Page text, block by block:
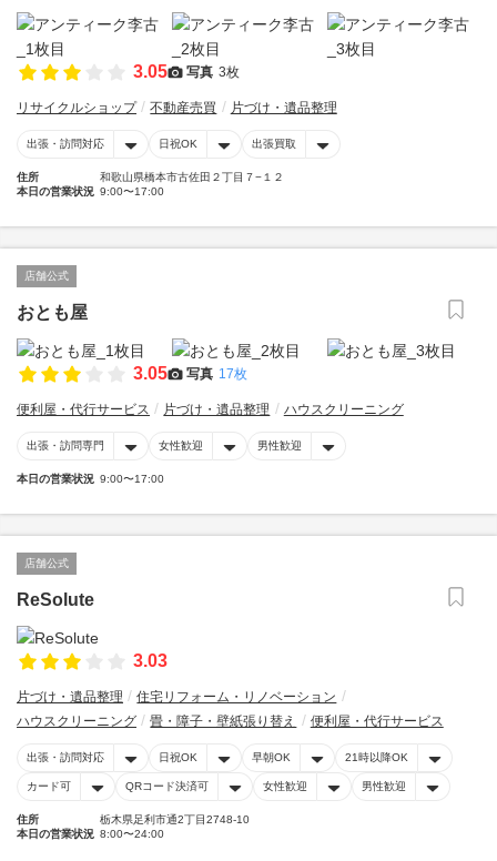
3.05 写真 3枚
リサイクルショップ 不動産売買 片づけ・遺品整理
出張・訪問対応 日祝OK 出張買取
住所
和歌山県橋本市古佐田２丁目７−１２
本日の営業状況 9:00〜17:00
店舗公式
おとも屋
3.05 写真 17枚
便利屋・代行サービス 片づけ・遺品整理 ハウスクリーニング
出張・訪問専門 女性歓迎 男性歓迎
本日の営業状況 9:00〜17:00
店舗公式
ReSolute
3.03
片づけ・遺品整理
住宅リフォーム・リノベーション
ハウスクリーニング
畳・障子・壁紙張り替え 便利屋・代行サービス
出張・訪問対応 日祝OK 早朝OK 21時以降OK
カード可 QRコード決済可 女性歓迎 男性歓迎
住所
栃木県足利市通2丁目2748-10
本日の営業状況 8:00〜24:00